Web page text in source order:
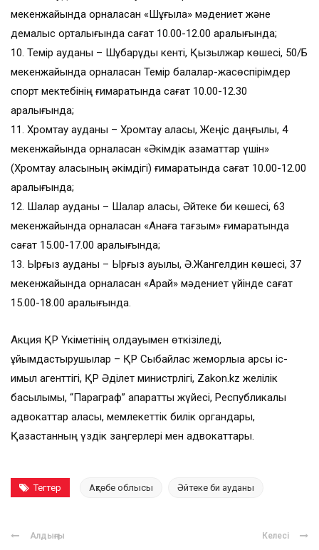
мекенжайында орналасқан «Шұғыла» мәдениет және
демалыс орталығында сағат 10.00-12.00 аралығында;
10. Темір ауданы – Шұбарқұдық кенті, Қызылжар көшесі, 50/Б
мекенжайында орналасқан Темір балалар-жасөспірімдер
спорт мектебінің ғимаратында сағат 10.00-12.30
аралығында;
11. Хромтау ауданы – Хромтау қаласы, Жеңіс даңғылы, 4
мекенжайында орналасқан «Әкімдік азаматтар үшін»
(Хромтау қаласының әкімдігі) ғимаратында сағат 10.00-12.00
аралығында;
12. Шалқар ауданы – Шалқар қаласы, Әйтеке би көшесі, 63
мекенжайында орналасқан «Анаға тағзым» ғимаратында
сағат 15.00-17.00 аралығында;
13. Ырғыз ауданы – Ырғыз ауылы, Ә.Жангелдин көшесі, 37
мекенжайында орналасқан «Арай» мәдениет үйінде сағат
15.00-18.00 аралығында.
Акция ҚР Үкіметінің қолдауымен өткізіледі,
ұйымдастырушылар – ҚР Сыбайлас жемқорлыққа қарсы іс-
қимыл агенттігі, ҚР Әділет министрлігі, Zakon.kz желілік
басылымы, “Параграф” ақпараттық жүйесі, Республикалық
адвокаттар алқасы, мемлекеттік билік органдары,
Қазақстанның үздік заңгерлері мен адвокаттары.
Тегтер Ақтөбе облысы Әйтеке би ауданы
Алдыңғы Келесі